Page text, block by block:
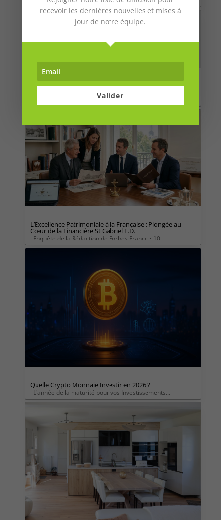
Investir dans les marchés privés en 2026 : secteurs,
Investir dans les marchés privés en 2026 ne...
L’Excellence Patrimoniale à la Française : Plongée au
Cœur de la Financière St Gabriel F.D.
Enquête de la Rédaction de Forbes France • 10...
Quelle Crypto Monnaie Investir en 2026 ?
L'année de la maturité pour vos Investissements...
recevoir les dernières nouvelles et mises à
jour de notre équipe.
Valider